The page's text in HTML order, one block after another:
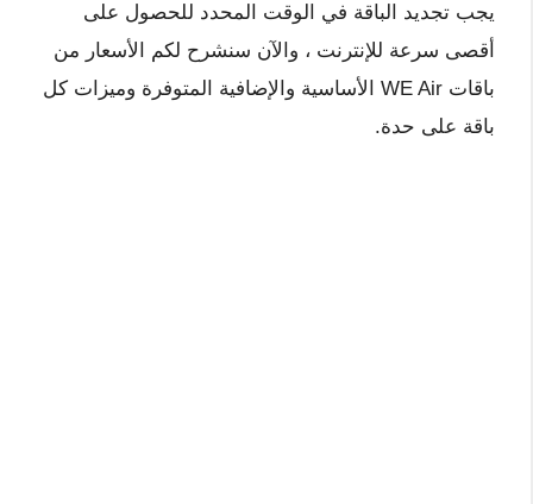
يجب تجديد الباقة في الوقت المحدد للحصول على
أقصى سرعة للإنترنت ، والآن سنشرح لكم الأسعار من
باقات WE Air الأساسية والإضافية المتوفرة وميزات كل
باقة على حدة.